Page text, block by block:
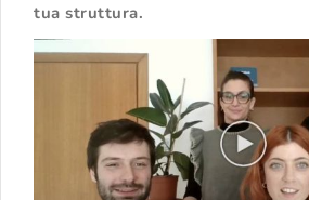
tua struttura.